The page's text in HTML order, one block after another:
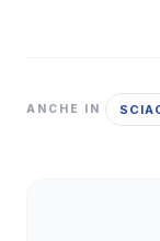
ANCHE IN